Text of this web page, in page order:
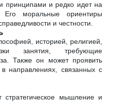
принципами и редко идет на
моральные ориентиры
и честности.
историей, религией,
занятия, требующие
Также он может проявить
направлениях, связанных с
мышление и